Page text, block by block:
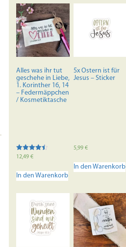
Alles was ihr tut
geschehe in Liebe,
1. Korinther 16, 14
– Federmäppchen
/ Kosmetiktasche
Bewertet
von 5
12,49 €
In den Warenkorb
5x Ostern ist für
Jesus – Sticker
5,99€
In den Warenkorb